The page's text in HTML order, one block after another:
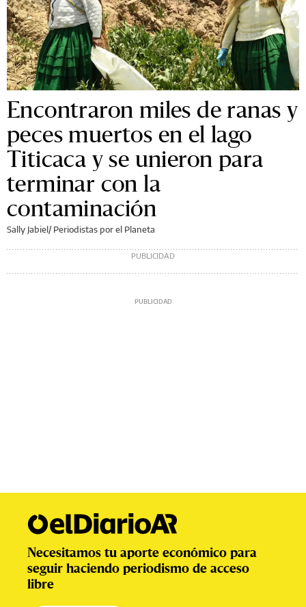
Encontraron miles de ranas y
peces muertos en el lago
Titicaca y se unieron para
terminar con la
contaminación
Sally Jabiel/ Periodistas por el Planeta
Necesitamos tu aporte económico para
seguir haciendo periodismo de acceso
libre